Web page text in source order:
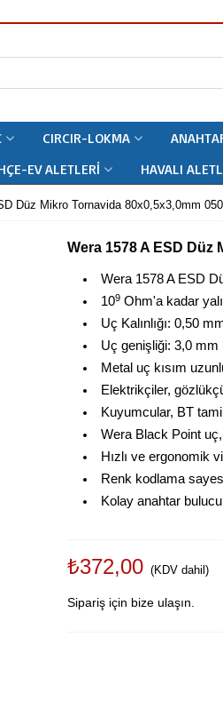
CIRCIR-LOKMA
EV ALETLERI HAVALI
Düz Mikro Tornavida 80x0,5x3,0mm
Wera 1578 A ESD Düz
Wera 1578 A ESD
109Ohm'a kadar
Uç Kalınlığı: 0,50
Uç genişliği: 3,0 mm
Metal uç kısım
Elektrikçiler,
Kuyumcular, BT
Wera Black Point
Hızlı ve ergonomik
Renk kodlama
Kolay anahtar
₺372,00 (KDV dahil)
Sipariş için bize ulaşın.